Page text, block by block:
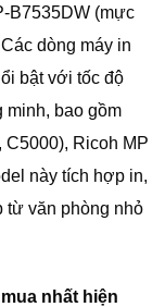
B7535DW (mực
dòng máy in
bật với tốc độ
minh, bao gồm
Ricoh MP
này tích hợp in,
từ văn phòng nhỏ
nhất hiện